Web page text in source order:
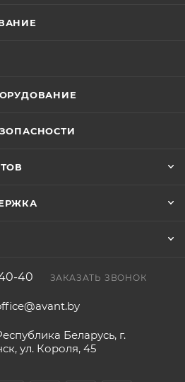
40 ЗАКАЗАТЬ ЗВОНОК
Беларусь, г.
ул. Короля, 45